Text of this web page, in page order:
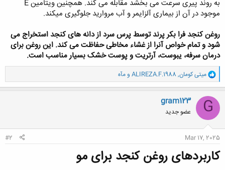
به روند پیری سرعت می بخشد مقابله می کند. همچنین ویتامین E
موجود در آن از بیماری آلزایمر و آب مروارید جلوگیری میکند.
روغن کنجد فرا بکر پرند توسط پرس سرد از دانه های کنجد استخراج می
شود و تمام خواص آنرا از غشاء مخاطی حفاظت می کند. این روغن برای
درمان سرفه، یبوست، آرتریت و پوست خشک بسیار مناسب است.
و
ا
ک
ن
ش
ه
ا
میتی کومان,
ALIREZA.F.1988 و مآه
G
gram123
عضو جدید
Mar 17, 2025
#2
کاربردهای روغن کنجد برای مو​